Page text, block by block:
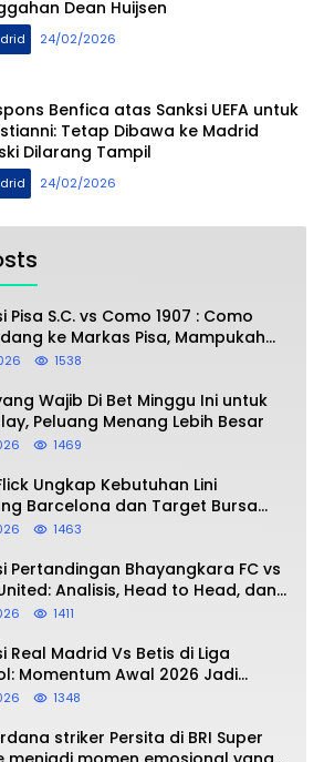
Dean Huijsen
24/02/2026
Benfica atas Sanksi UEFA untuk
Tetap Dibawa ke Madrid
Dilarang Tampil
24/02/2026
Pisa S.C. vs Como 1907 : Como
ke Markas Pisa, Mampukah
Cesc Fàbregas Mencuri Poin?
1538
Wajib Di Bet Minggu Ini untuk
Peluang Menang Lebih Besar
1469
Ungkap Kebutuhan Lini
Barcelona dan Target Bursa
Januari
1463
Pertandingan Bhayangkara FC vs
Analisis, Head to Head, dan
Skor1411
Real Madrid Vs Betis di Liga
Momentum Awal 2026 Jadi
1348
striker Persita di BRI Super